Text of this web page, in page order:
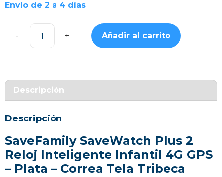
159,00 €.
Envío de 2 a 4 días
SaveWatch
Infantil
–
Correa
Tela
Tribeca
Añadir al carrito
Descripción
Descripción
SaveFamily SaveWatch Plus 2
Reloj Inteligente Infantil 4G GPS
– Plata – Correa Tela Tribeca